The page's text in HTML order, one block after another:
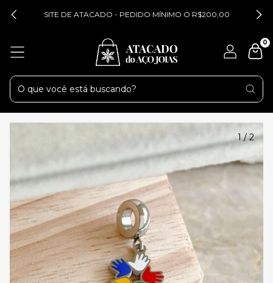
SITE DE ATACADO - PEDIDO MÍNIMO O R$200,00
0
1/2